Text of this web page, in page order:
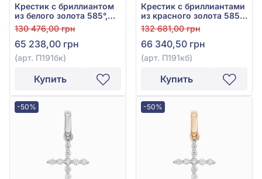
Крестик с бриллиантом
из белого золота 585°,
Бриллиант 0,34ct, арт.
П191бк
130 476,00 грн
65 238,00 грн
(арт. П191бк)
Купить
Крестик с бриллиантами
из красного золота 585°,
Бриллиант 0,34ct, арт.
П191кб
132 681,00 грн
66 340,50 грн
(арт. П191кб)
Купить
-50% -50%